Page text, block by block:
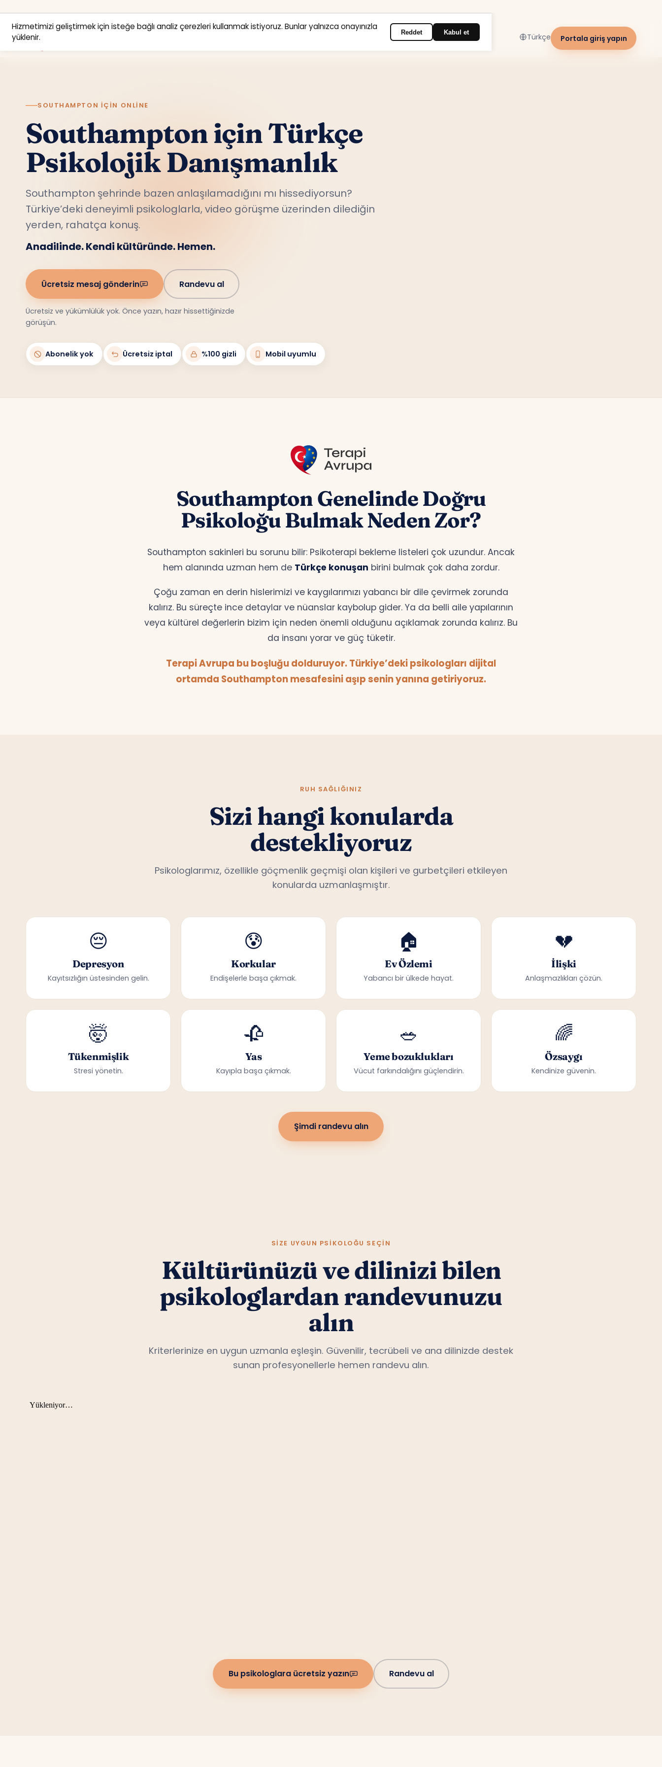
AnasayfaHizmet alanlarıPsikologlar İletişim Portala giriş yapın
SOUTHAMPTON IÇIN ONLINE
Southampton için Türkçe
Psikolojik Danışmanlık
Southampton şehrinde bazen anlaşılamadığını mı hissediyorsun?
Türkiye’deki deneyimli psikologlarla, video görüşme üzerinden dilediğin
yerden, rahatça konuş.
Anadilinde. Kendi kültüründe. Hemen.
Ücretsiz mesaj gönderin Randevu al
Ücretsiz ve yükümlülük yok. Önce yazın, hazır hissettiğinizde
görüşün.
Abonelik yok Ücretsiz iptal %100 gizli Mobil uyumlu
Southampton Genelinde Doğru
Psikoloğu Bulmak Neden Zor?
Southampton sakinleri bu sorunu bilir: Psikoterapi bekleme listeleri çok uzundur. Ancak
hem alanında uzman hem de Türkçe konuşan birini bulmak çok daha zordur.
Çoğu zaman en derin hislerimizi ve kaygılarımızı yabancı bir dile çevirmek zorunda
kalırız. Bu süreçte ince detaylar ve nüanslar kaybolup gider. Ya da belli aile yapılarının
veya kültürel değerlerin bizim için neden önemli olduğunu açıklamak zorunda kalırız. Bu
da insanı yorar ve güç tüketir.
Terapi Avrupa bu boşluğu dolduruyor. Türkiye’deki psikologları dijital
ortamda Southampton mesafesini aşıp senin yanına getiriyoruz.
RUH SAĞLIĞINIZ
Sizi hangi konularda
destekliyoruz
Psikologlarımız, özellikle göçmenlik geçmişi olan kişileri ve gurbetçileri etkileyen
konularda uzmanlaşmıştır.
😔
Depresyon
Kayıtsızlığın üstesinden gelin.
😰
Korkular
Endişelerle başa çıkmak.
🏠
Ev Özlemi
Yabancı bir ülkede hayat.
💔
İlişki
Anlaşmazlıkları çözün.
🤯
Tükenmişlik
Stresi yönetin.
🥀
Yas
Kayıpla başa çıkmak.
🥗
Yeme bozuklukları
Vücut farkındalığını güçlendirin.
🌈
Özsaygı
Kendinize güvenin.
Şimdi randevu alın
SIZE UYGUN PSIKOLOĞU SEÇIN
Kültürünüzü ve dilinizi bilen
psikologlardan randevunuzu
alın
Kriterlerinize en uygun uzmanla eşleşin. Güvenilir, tecrübeli ve ana dilinizde destek
sunan profesyonellerle hemen randevu alın.
Bu psikologlara ücretsiz yazın Randevu al
Hizmetimizi geliştirmek için isteğe bağlı analiz çerezleri kullanmak istiyoruz. Bunlar yalnızca onayınızla
yüklenir.